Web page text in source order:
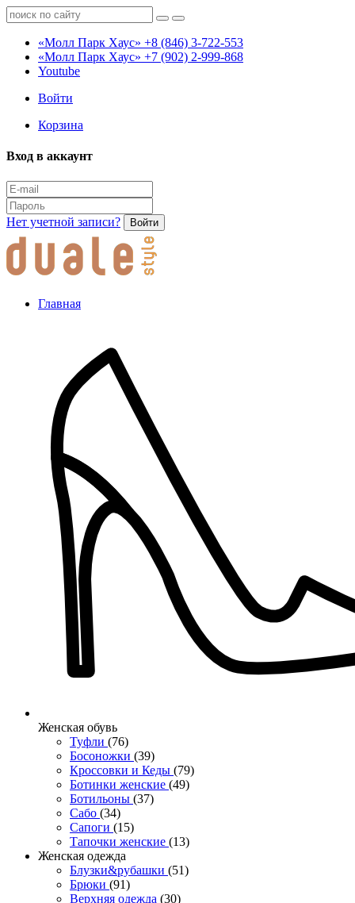
«Молл Парк Хаус» +8 (846) 3-722-553
«Молл Парк Хаус» +7 (902) 2-999-868
Youtube
Войти
Корзина
Вход в аккаунт
Нет учетной записи? Войти
Главная
Женcкая обувь
Туфли (76)
Босоножки (39)
Кроссовки и Кеды (79)
Ботинки женские (49)
Ботильоны (37)
Сабо (34)
Сапоги (15)
Тапочки женские (13)
Женская одежда
Блузки&рубашки (51)
Брюки (91)
Верхняя одежда (30)